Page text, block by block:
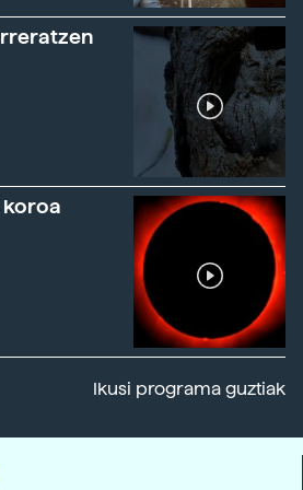
Ikusi programa guztiak